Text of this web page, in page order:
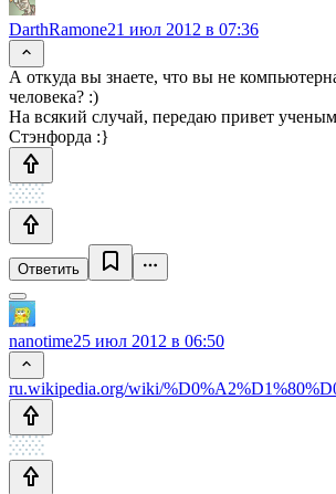
DarthRamone21 июл 2012 в 07:36
А откуда вы знаете, что вы не
человека? :)
На всякий случай, передаю привет
Стэнфорда :}
Ответить
nanotime25 июл 2012 в 06:50
ru.wikipedia.org/wiki/